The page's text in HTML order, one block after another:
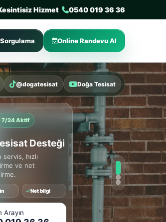
firması Sertifikalı tesisat firması
Hizmet 0540 019 36 36
Online Randevu Al
@dogatesisat Doğa Tesisat
7/24 Aktif
Desteği
servis, hızlı
ve net
Net bilgi
Arayın